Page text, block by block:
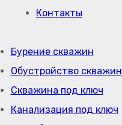
Контакты
Бурение скважин
Обустройство скважин
Скважина под ключ
Канализация под ключ